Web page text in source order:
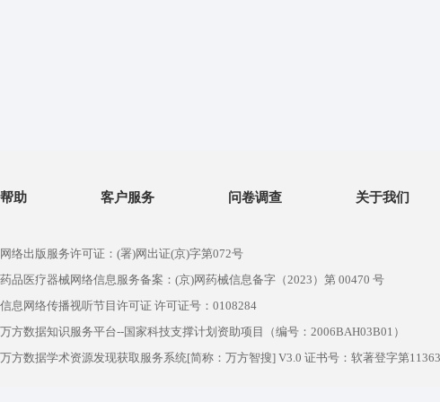
帮助 客户服务 问卷调查 关于我们
网络出版服务许可证：(署)网出证(京)字第072号
药品医疗器械网络信息服务备案：(京)网药械信息备字（2023）第 00470 号
信息网络传播视听节目许可证 许可证号：0108284
万方数据知识服务平台--国家科技支撑计划资助项目（编号：2006BAH03B01）
万方数据学术资源发现获取服务系统[简称：万方智搜] V3.0 证书号：软著登字第